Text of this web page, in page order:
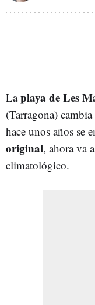
Laplaya de Les
(Tarragona)
hace unos años se
original, ahora va
climatológico.